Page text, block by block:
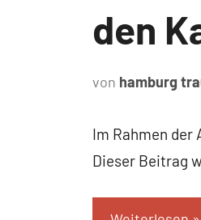
den
von hamburg
Im Rahmen
Dieser Beitrag